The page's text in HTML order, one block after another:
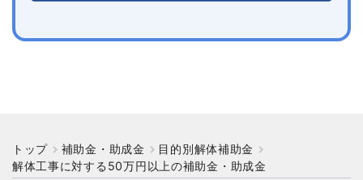
トップ 補助金・助成金
目的別解体補助金
解体工事に対する50万円以上の補助金・助成金